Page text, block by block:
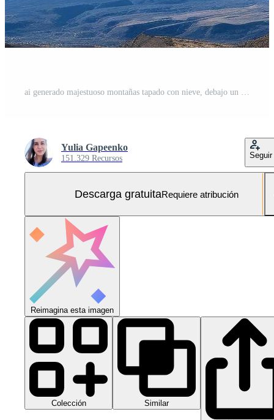
ai generado majestuoso montañas tapado con nieve, debajo un claro azul cielo con suave, blanco nubes Foto Gratis
Yulia Gapeenko
151.329 Recursos Seguir
Descarga gratuitaRequiere atribución
Reimagina esta imagen
Colección Similar